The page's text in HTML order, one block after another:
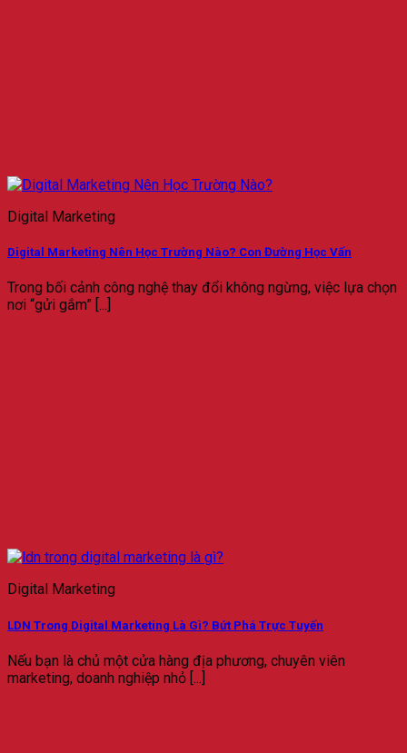
Digital Marketing
Digital Marketing Nên Học Trường Nào? Con Đường Học Vấn
Trong bối cảnh công nghệ thay đổi không ngừng, việc lựa chọn
nơi “gửi gắm” [...]
Digital Marketing
LDN Trong Digital Marketing Là Gì? Bứt Phá Trực Tuyến
Nếu bạn là chủ một cửa hàng địa phương, chuyên viên
marketing, doanh nghiệp nhỏ [...]